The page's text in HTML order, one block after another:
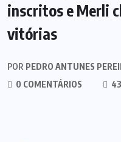
inscritos e Merli
vitórias
POR PEDRO ANTUNES
0 COMENTÁRIOS